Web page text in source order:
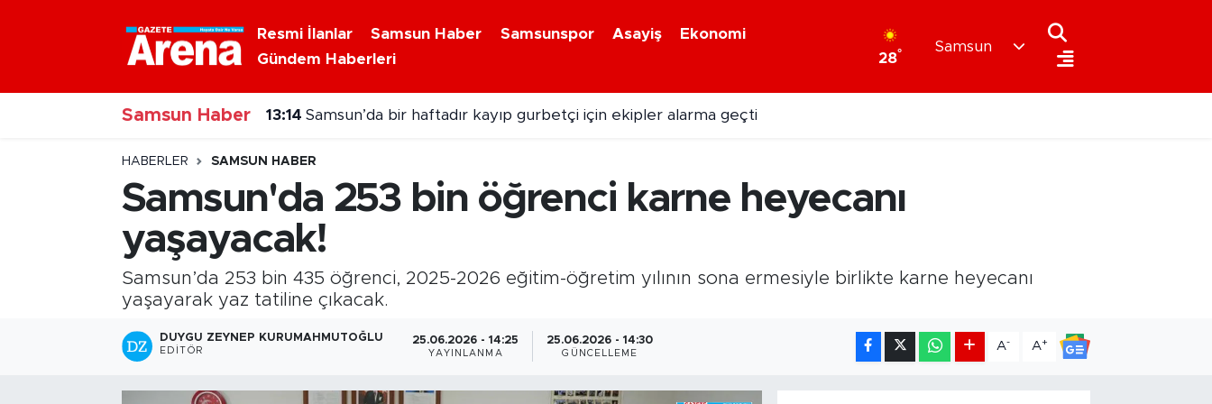
Resmi İlanlar Samsun Haber Samsunspor Asayiş
Ekonomi
Gündem Haberleri
28°
Samsun
Samsun Haber 13:06 Canik'te çocuklar hediyelerine kavuşuyor
HABERLER SAMSUN HABER
Samsun'da 253 bin öğrenci karne heyecanı
yaşayacak!
Samsun’da 253 bin 435 öğrenci, 2025-2026 eğitim-öğretim yılının sona ermesiyle birlikte karne heyecanı
yaşayarak yaz tatiline çıkacak.
DUYGU ZEYNEP KURUMAHMUTOĞLU
EDITÖR
25.06.2026 - 14:25
YAYINLANMA
25.06.2026 - 14:30
GÜNCELLEME
A- A+
Nöbetçi Eczaneler
Hava Durumu
Samsun Namaz Vakitleri
Trafik Durumu
Süper Lig Puan Durumu ve Fikstür
Tüm Manşetler
Son Dakika Haberleri
Haber Arşivi